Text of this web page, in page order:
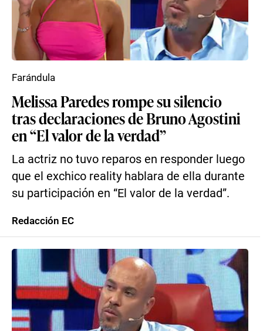
Melissa Paredes rompe su silencio
tras declaraciones de Bruno Agostini
en “El valor de la verdad”
La actriz no tuvo reparos en responder luego
que el exchico reality hablara de ella durante
su participación en “El valor de la verdad”.
Farándula
Redacción EC